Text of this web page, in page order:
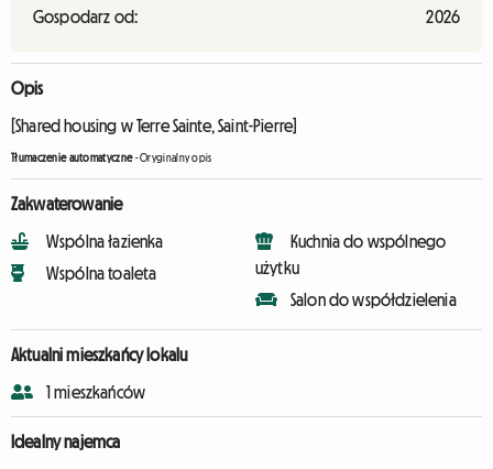
Gospodarz od:
2026
Opis
[Shared housing w Terre Sainte, Saint-Pierre]
Tłumaczenie automatyczne-Oryginalny opis
Zakwaterowanie
Wspólna łazienka
Wspólna toaleta
Kuchnia do wspólnego
użytku
Salon do współdzielenia
Aktualni mieszkańcy lokalu
1 mieszkańców
Idealny najemca